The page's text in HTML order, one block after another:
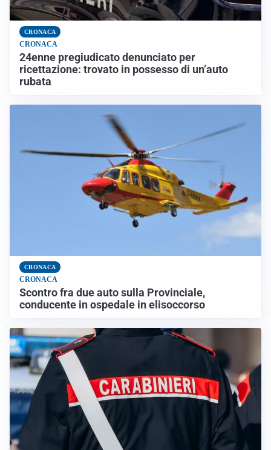
CRONACA
CRONACA
24enne pregiudicato denunciato per
ricettazione: trovato in possesso di un’auto
rubata
CRONACA
CRONACA
Scontro fra due auto sulla Provinciale,
conducente in ospedale in elisoccorso